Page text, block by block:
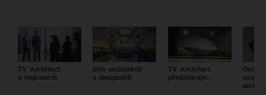
TV Architect
v regionech
Díla architektů
a designérů
TV Architect
představuje...